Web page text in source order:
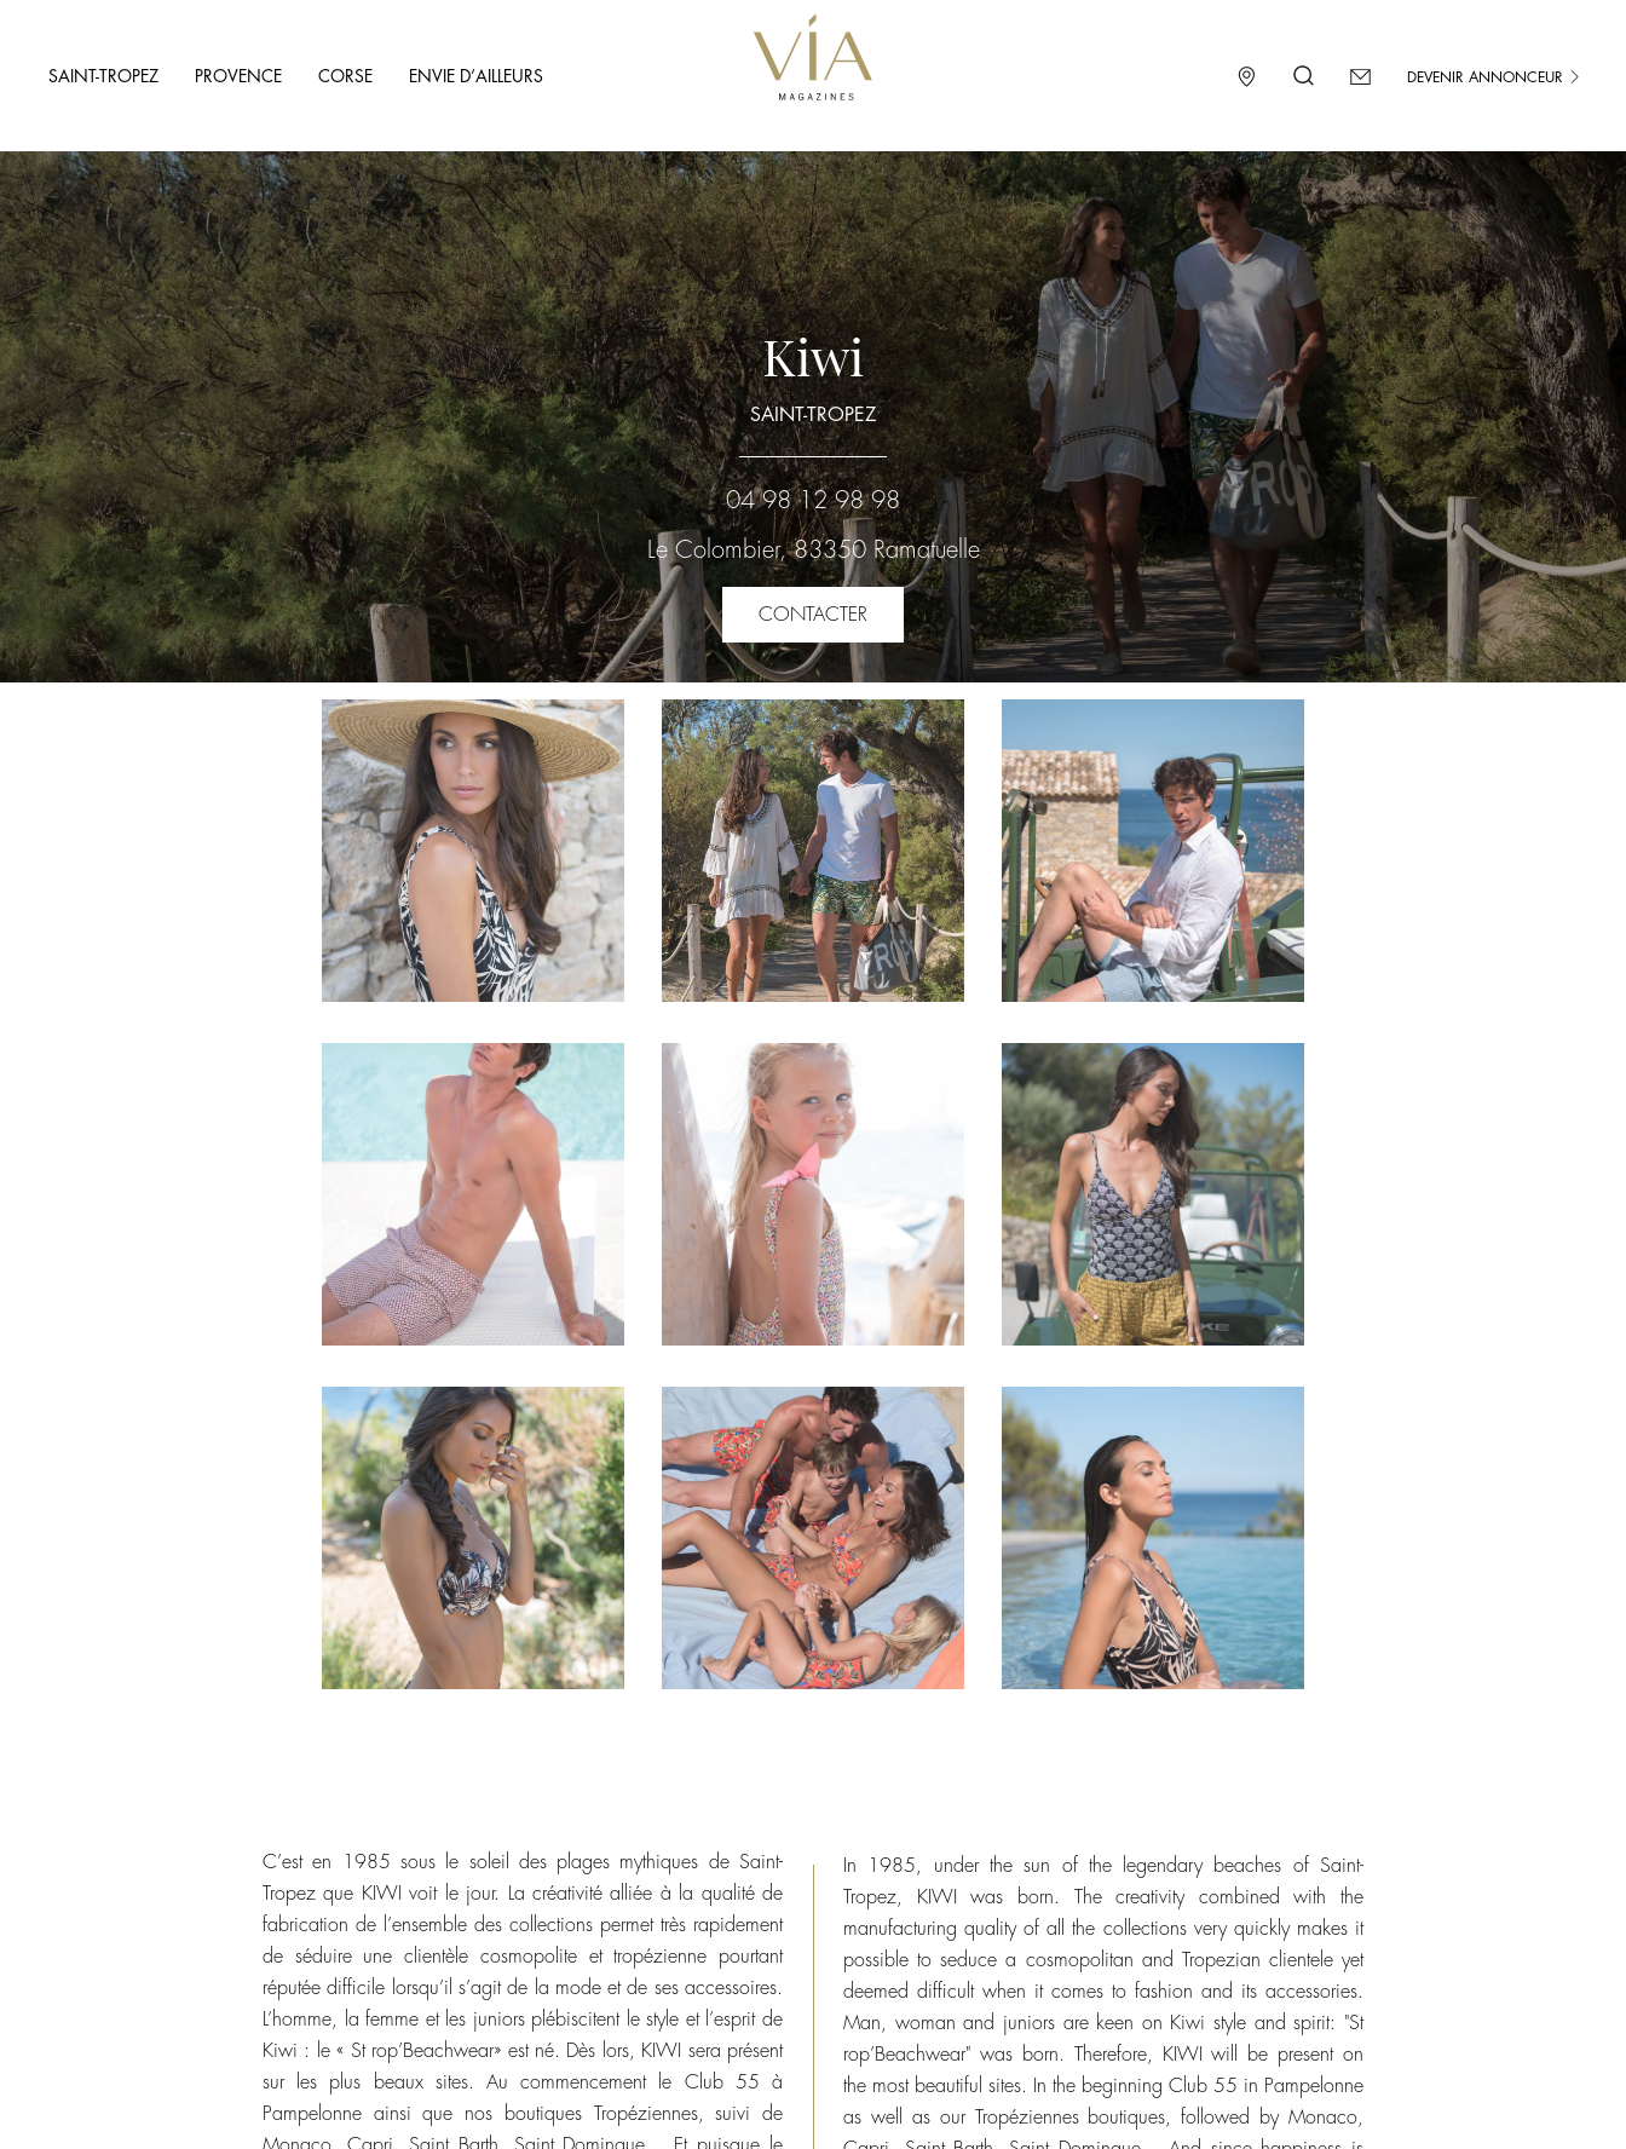
SAINT-TROPEZ PROVENCE CORSE ENVIE D’AILLEURS DEVENIR ANNONCEUR
Kiwi
SAINT-TROPEZ
04 98 12 98 98
Le Colombier, 83350 Ramatuelle
CONTACTER
C’est en 1985 sous le soleil des plages mythiques de Saint-
Tropez que KIWI voit le jour. La créativité alliée à la qualité de
fabrication de l’ensemble des collections permet très rapidement
de séduire une clientèle cosmopolite et tropézienne pourtant
réputée difficile lorsqu’il s’agit de la mode et de ses accessoires.
L’homme, la femme et les juniors plébiscitent le style et l’esprit de
Kiwi : le « St rop’Beachwear» est né. Dès lors, KIWI sera présent
sur les plus beaux sites. Au commencement le Club 55 à
Pampelonne ainsi que nos boutiques Tropéziennes, suivi de
In 1985, under the sun of the legendary beaches of Saint-
Tropez, KIWI was born. The creativity combined with the
manufacturing quality of all the collections very quickly makes it
possible to seduce a cosmopolitan and Tropezian clientele yet
deemed difficult when it comes to fashion and its accessories.
Man, woman and juniors are keen on Kiwi style and spirit: "St
rop’Beachwear" was born. Therefore, KIWI will be present on
the most beautiful sites. In the beginning Club 55 in Pampelonne
as well as our Tropéziennes boutiques, followed by Monaco,